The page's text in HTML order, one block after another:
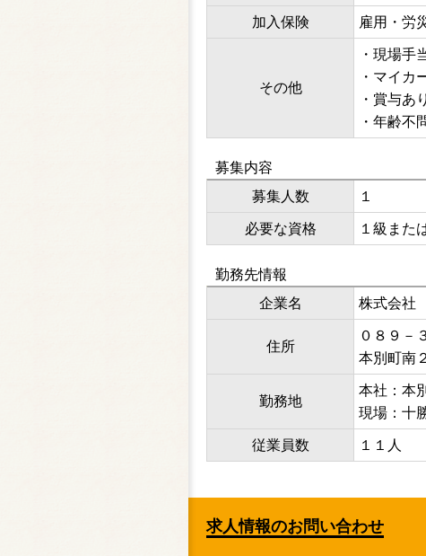
加入保険 雇用・労
その他
・現場手
・マイカ
・賞与あり
・年齢不
募集内容
募集人数
１
必要な資格 １級また
勤務先情報
企業名
株式会社
住所
０８９－
本別町南
勤務地
本社：本
現場：十
従業員数 １１人
求人情報のお問い合わせ